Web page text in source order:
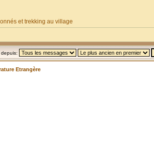
et trekking au village
Etrangère